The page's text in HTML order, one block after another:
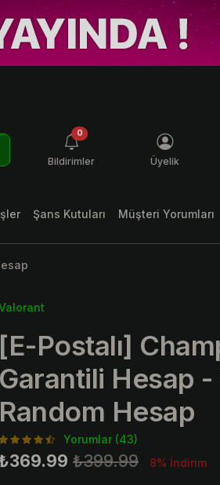
0okunmamış mesaj
Bildirimler Üyelik
Şans Kutuları Müşteri Yorumları
[E-Postalı]
Garantili Hesap
Random Hesap
Yorumlar (43)
₺369.99 ₺399.99 8% İndirim